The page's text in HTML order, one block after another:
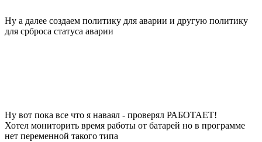
Ну а далее создаем политику для аварии и другую политику
для срброса статуса аварии
Ну вот пока все что я наваял - проверял РАБОТАЕТ!
Хотел мониторить время работы от батарей но в программе
нет переменной такого типа